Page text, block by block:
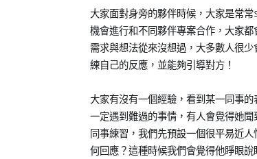
【職
場
練
功
大家面對身旁的夥伴時候，大家是常
機會進行和不同夥伴專案合作，大家
需求與想法從來沒想過，大多數人很
練自己的反應，並能夠引導對方！
大家有沒有一個經驗，看到某一同事
一定遇到難過的事情，有人會覺得她
同事練習，我們先預設一個很平易近
何回應？這種時候我們會覺得他睜眼